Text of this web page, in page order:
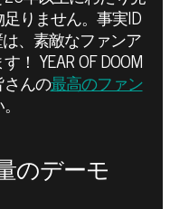
のフ
を投
う。
は
りません。事実ID
は、素敵なファンア
！ YEAR OF DOOM
さんの最高のファン
のデーモ